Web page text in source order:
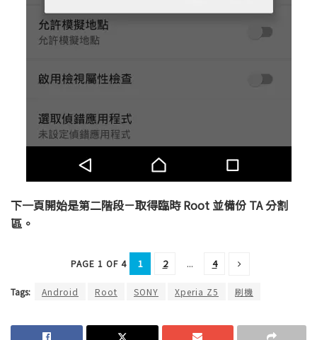
下一頁開始是第二階段－取得臨時 Root 並備份 TA 分割
區。
PAGE 1 OF 4 1 2 ... 4
Tags: Android Root SONY Xperia Z5 刷機